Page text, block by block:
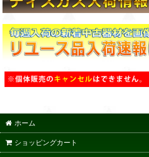
ホーム
ショッピングカート